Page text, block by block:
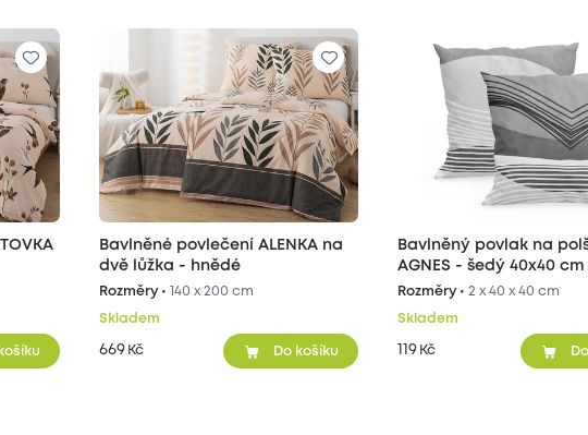
Bavlněné povlečení ALENKA na
dvě lůžka - hnědé
Rozměry • 140 x 200 cm
Skladem
669 Kč Do košíku
Bavlněný povlak na
AGNES - šedý 40x40 cm
Rozměry • 2 x 40 x 40 cm
Skladem
119 Kč